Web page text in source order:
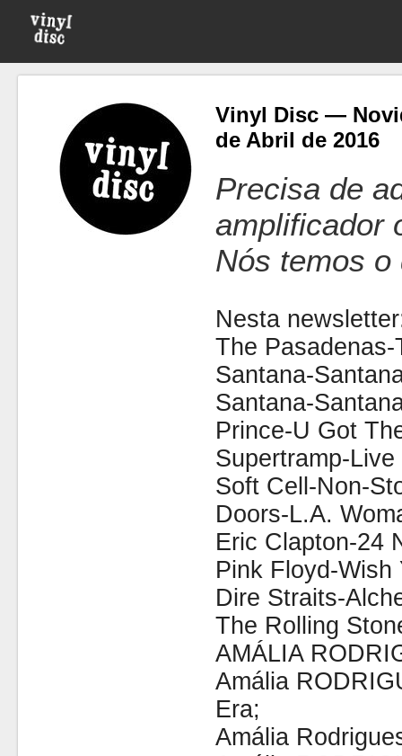
Vinyl Disc —
de Abril de 2016
Precisa de
amplificador
Nós temos o
Nesta
The
Santana-
Santana-
Prince-U Got
Supertramp-Live
Soft Cell-Non-
Doors-L.A.
Eric Clapton-24
Pink Floyd-Wish
Dire Straits-
The Rolling
AMÁLIA
Amália
Era;
Amália